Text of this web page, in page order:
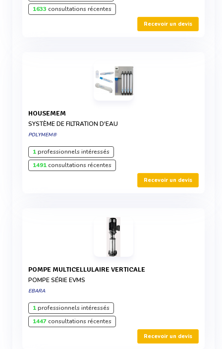
1633 consultations récentes
Recevoir un devis
HOUSEMEM
SYSTÈME DE FILTRATION D'EAU
POLYMEM®
1professionnels intéressés
1491consultations récentes
Recevoir un devis
POMPE MULTICELLULAIRE VERTICALE
POMPE SÉRIE EVMS
EBARA
1professionnels intéressés
1447consultations récentes
Recevoir un devis